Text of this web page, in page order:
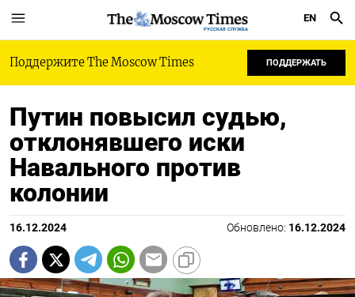
РУССКАЯ СЛУЖБА
EN
Поддержите The Moscow Times ПОДДЕРЖАТЬ
Путин повысил судью,
отклонявшего иски
Навального против
колонии
16.12.2024 Обновлено: 16.12.2024